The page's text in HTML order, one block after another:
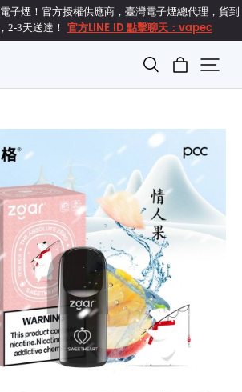
子煙！官方授權供應商，臺灣電子煙總代理，貨到
2-3天送達！ 官方LINE ID 點擊聊天：vapec